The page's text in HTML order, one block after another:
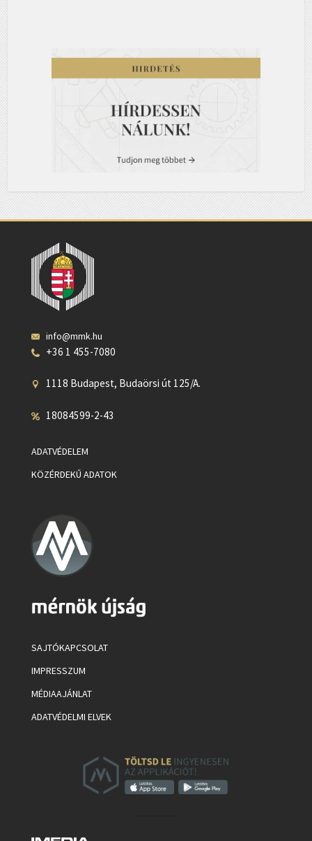
info@mmk.hu
+36 1 455-7080
1118 Budapest, Budaörsi út 125/A.
18084599-2-43
ADATVÉDELEM
KÖZÉRDEKŰ ADATOK
SAJTÓKAPCSOLAT
IMPRESSZUM
MÉDIAAJÁNLAT
ADATVÉDELMI ELVEK